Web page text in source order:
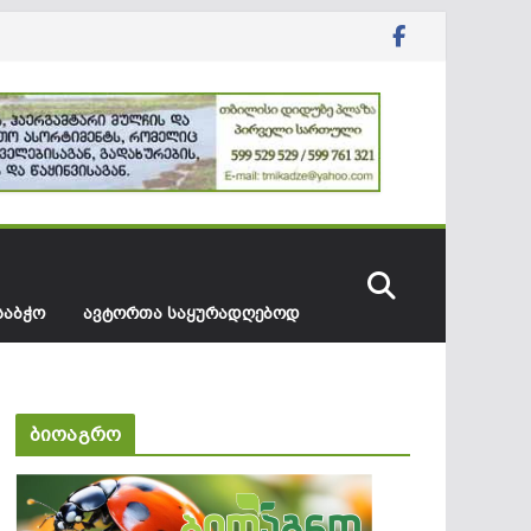
ᲐᲕᲢᲝᲠᲗᲐ ᲡᲐᲧᲣᲠᲐᲓᲦᲔᲑᲝᲓ
ბიოაგრო